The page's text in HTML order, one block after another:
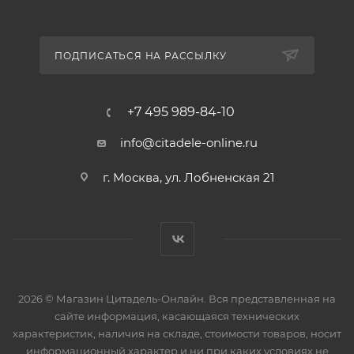
ПОДПИСАТЬСЯ НА РАССЫЛКУ
+7 495 989-84-10
info@citadele-online.ru
г. Москва, ул. Лобненская 21
2026 © Магазин Цитадель-Онлайн. Вся представленная на
сайте информация, касающаяся технических
характеристик, наличия на складе, стоимости товаров, носит
информационный характер и ни при каких условиях не